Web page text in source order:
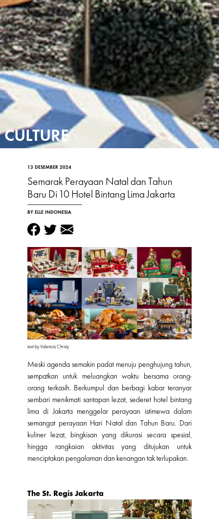
CULTURE
13 DESEMBER 2024
Semarak Perayaan Natal dan Tahun
Baru Di 10 Hotel Bintang Lima Jakarta
BY ELLE INDONESIA
text by Valencia Christy
Meski agenda semakin padat menuju penghujung tahun,
sempatkan untuk meluangkan waktu bersama orang-
orang terkasih. Berkumpul dan berbagi kabar teranyar
sembari menikmati santapan lezat, sederet hotel bintang
lima di Jakarta menggelar perayaan istimewa dalam
semangat perayaan Hari Natal dan Tahun Baru. Dari
kuliner lezat, bingkisan yang dikurasi secara spesial,
hingga rangkaian aktivitas yang ditujukan untuk
menciptakan pengalaman dan kenangan tak terlupakan.
The St. Regis Jakarta